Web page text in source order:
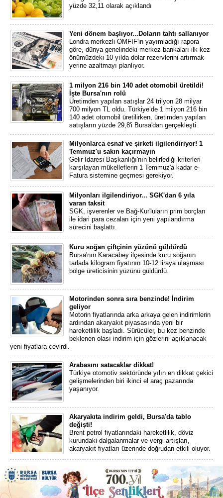
yüzde 32,11 olarak açıklandı
Yeni dönem başlıyor...Doların tahtı sallanıyor
Londra merkezli OMFIF'in yayımladığı rapora
göre, dünya genelindeki merkez bankaları ilk kez
önümüzdeki 10 yılda dolar rezervlerini artırmak
yerine azaltmayı planlıyor.
1 milyon 216 bin 140 adet otomobil üretildi!
İşte Bursa'nın rolü
Üretimden yapılan satışlar 24 trilyon 28 milyar
700 milyon TL oldu. Türkiye’de 1 milyon 216 bin
140 adet otomobil üretilirken, üretimden yapılan
satışların yüzde 29,8'i Bursa'dan gerçekleşti
Milyonlarca esnaf ve şirketi ilgilendiriyor! 1
Temmuz'u sakın kaçırmayın
Gelir İdaresi Başkanlığı'nın belirlediği kriterleri
karşılayan mükelleflerin 1 Temmuz'a kadar e-
Fatura sistemine geçmesi gerekiyor.
Milyonları ilgilendiriyor... SGK'dan 6 yıla
varan taksit
SGK, işverenler ve Bağ-Kur'luların prim borçları
ile idari para cezaları için yeni yapılandırma
sürecini başlattı.
Kuru soğan çiftçinin yüzünü güldürdü
Bursa'nın Karacabey ilçesinde kuru soğanın
tarlada kilogram fiyatının 10-12 liraya ulaşması
bölge üreticisinin yüzünü güldürdü.
Motorinden sonra sıra benzinde! İndirim
geliyor
Motorin fiyatlarında arka arkaya gelen indirimlerin
ardından akaryakıt piyasasında yeni bir
hareketlilik başladı. Sürücüler, bu kez benzinde
beklenen olası indirim için gözlerini açıklanacak
yeni fiyatlara çevirdi.
Arabasını satacaklar dikkat!
Türkiye otomotiv sektöründe yılın en dikkat çekici
gelişmelerinden biri ikinci el araç pazarında
yaşanıyor.
Akaryakıta indirim geldi, Bursa'da tablo
değişti!
Brent petrol fiyatlarındaki hareketlilik, döviz
kurundaki dalgalanmalar ve vergi artışları,
akaryakıt fiyatları üzerinde doğrudan etkili oluyor.